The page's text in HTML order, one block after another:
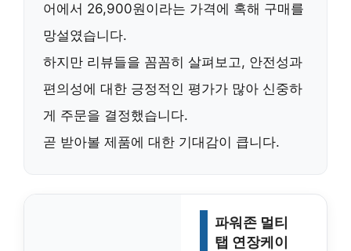
어에서 26,900원이라는 가격에 혹해 구매를
망설였습니다.
하지만 리뷰들을 꼼꼼히 살펴보고, 안전성과
편의성에 대한 긍정적인 평가가 많아 신중하
게 주문을 결정했습니다.
곧 받아볼 제품에 대한 기대감이 큽니다.
파워존 멀티
탭 연장케이